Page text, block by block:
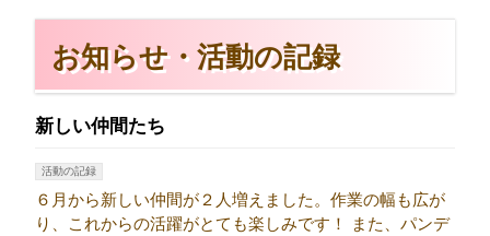
お知らせ・活動の記録
新しい仲間たち
活動の記録
６月から新しい仲間が２人増えました。作業の幅も広が
り、これからの活躍がとても楽しみです！ また、パンデ